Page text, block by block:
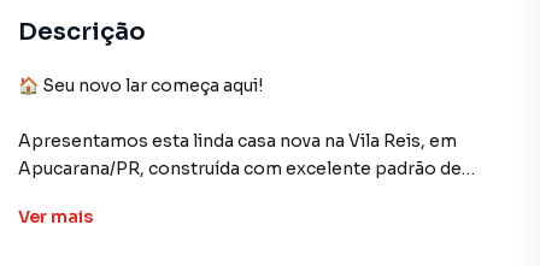
Descrição
🏠 Seu novo lar começa aqui!
Apresentamos esta linda casa nova na Vila Reis, em
Apucarana/PR, construída com excelente padrão de
modernidade e qualidade em cada detalhe.
Ver mais